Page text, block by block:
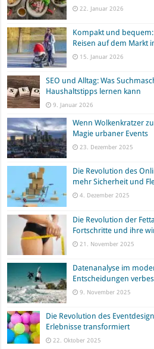
22. Januar 2026
Kompakt und
Reisen auf dem Markt
15. Januar 2026
SEO und Alltag: Was
Haushaltstipps lernen kann
9. Januar 2026
Wenn Wolkenkratzer
Magie urbaner Events
23. Dezember 2025
Die Revolution des
mehr Sicherheit und
4. Dezember 2025
Die Revolution der
Fortschritte und ihre
21. November 2025
Datenanalyse im
Entscheidungen
9. November 2025
Die Revolution des
Erlebnisse transformiert
22. Oktober 2025